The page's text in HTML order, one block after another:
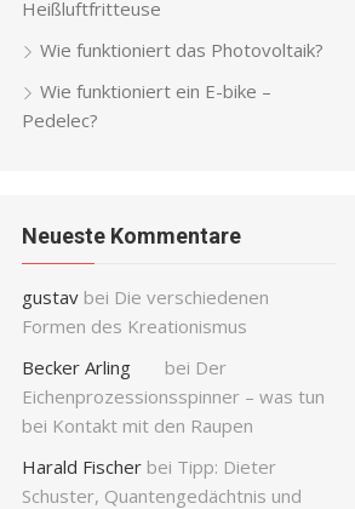
Heißluftfritteuse
Wie funktioniert das Photovoltaik?
Wie funktioniert ein E-bike –
Pedelec?
Neueste Kommentare
gustav bei Die verschiedenen
Formen des Kreationismus
Becker Arling
bei Der
Eichenprozessionsspinner – was tun
bei Kontakt mit den Raupen
Harald Fischer bei Tipp: Dieter
Schuster, Quantengedächtnis und